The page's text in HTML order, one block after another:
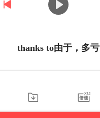
thanks to由于，多亏